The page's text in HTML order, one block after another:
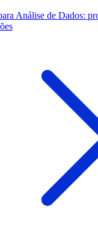
Análise de Dados: